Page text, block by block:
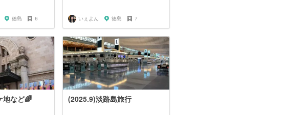
徳島 6 いぇよん 徳島 7
地など🌈 (2025.9)淡路島旅行